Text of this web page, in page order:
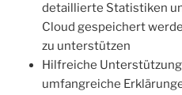
detaillierte Statistiken
Cloud gespeichert
zu unterstützen
Hilfreiche
umfangreiche